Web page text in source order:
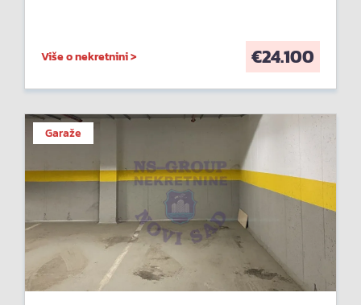
Više o nekretnini > €24.100
Garaže